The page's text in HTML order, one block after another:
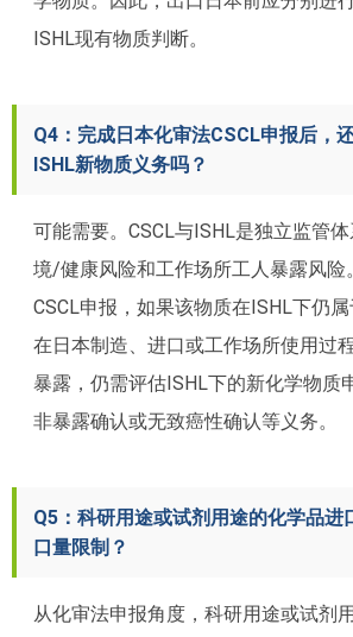
ISHL现有物质判断。
Q4：完成日本化审法CSCL申报后，
ISHL新物质义务吗？
可能需要。CSCL与ISHL是独立监管
境/健康风险和工作场所工人暴露风险
CSCL申报，如果该物质在ISHL下仍
在日本制造、进口或工作场所使用过
暴露，仍需评估ISHL下的新化学物质
非暴露确认或无致癌性确认等义务。
Q5：科研用途或试剂用途的化学品进
口量限制？
从化审法申报角度，科研用途或试剂